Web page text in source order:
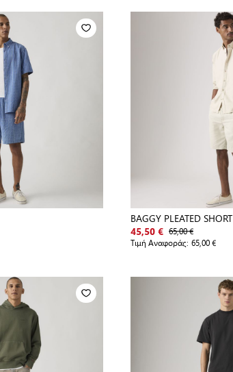
BAGGY PLEATED SHORT
45,50 € 65,00 €
Τιμή Αναφοράς: 65,00 €